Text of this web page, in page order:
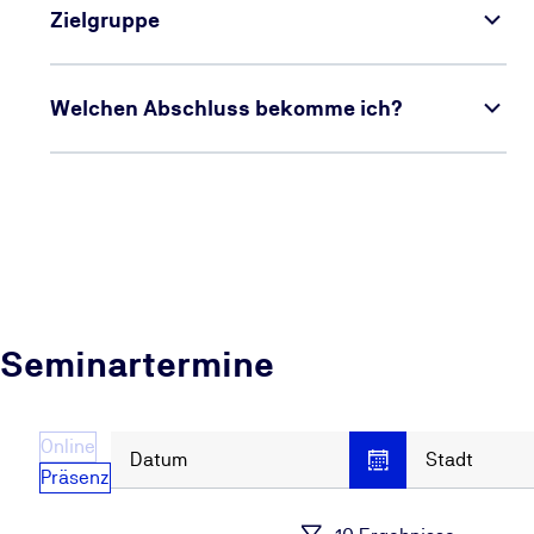
Zielgruppe
Welchen Abschluss bekomme ich?
Seminartermine
Online
Präsenz
Datum Stadt